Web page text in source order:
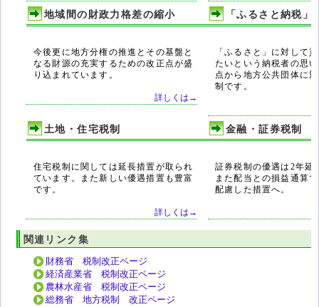
地域間の財政力格差の縮小
今後更に地方分権の推進とその基盤と
なる財源の充実するための改正点が盛
り込まれています。
詳しくは→
「ふるさと納税」
「ふるさと」に対して
たいという納税者の思
点から地方公共団体に
制です。
土地・住宅税制
住宅税制に関しては延長措置が取られ
ています。また新しい優遇措置も豊富
です。
詳しくは→
金融・証券税制
証券税制の優遇は2年延
また配当との損益通算
配慮した措置へ。
関連リンク集
財務省 税制改正ページ
経済産業省 税制改正ページ
農林水産省 税制改正ページ
総務省 地方税制 改正ページ